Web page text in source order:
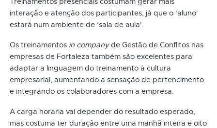
interação e atenção dos participantes, já que o 'aluno'
estará num ambiente de ‘sala de aula'.
Os treinamentos in companyde Gestão de Conflitos nas
empresas de Fortaleza também são excelentes para
adaptar a linguagem do treinamento à cultura
empresarial, aumentando a sensação de pertencimento
e integrando os colaboradores com a empresa.
A carga horária vai depender do resultado esperado,
mas costuma ter duração entre uma manhã inteira e oito